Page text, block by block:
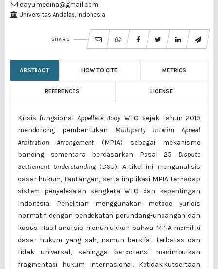
dayu.medina@gmail.com
Universitas Andalas, Indonesia
SHARE
ABSTRACT HOW TO CITE METRICS
REFERENCES LICENSE
Krisis fungsional Appellate BodyWTO sejak tahun 2019
mendorong pembentukan Multiparty Interim Appeal
Arbitration Arrangement (MPIA) sebagai mekanisme
banding sementara berdasarkan Pasal 25 Dispute
Settlement Understanding(DSU). Artikel ini menganalisis
dasar hukum, tantangan, serta implikasi MPIA terhadap
sistem penyelesaian sengketa WTO dan kepentingan
Indonesia. Penelitian menggunakan metode yuridis
normatif dengan pendekatan perundang-undangan dan
kasus. Hasil analisis menunjukkan bahwa MPIA memiliki
dasar hukum yang sah, namun bersifat terbatas dan
tidak universal, sehingga berpotensi menimbulkan
fragmentasi hukum internasional. Ketidakikutsertaan